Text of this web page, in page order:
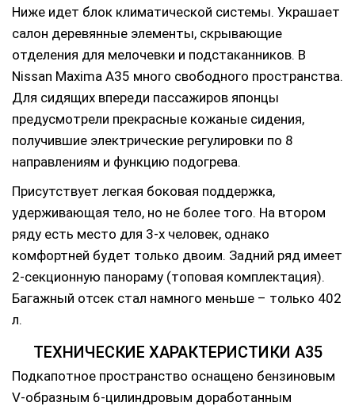
Ниже идет блок климатической системы. Украшает
салон деревянные элементы, скрывающие
отделения для мелочевки и подстаканников. В
Nissan Maxima A35 много свободного пространства.
Для сидящих впереди пассажиров японцы
предусмотрели прекрасные кожаные сидения,
получившие электрические регулировки по 8
направлениям и функцию подогрева.
Присутствует легкая боковая поддержка,
удерживающая тело, но не более того. На втором
ряду есть место для 3-х человек, однако
комфортней будет только двоим. Задний ряд имеет
2-секционную панораму (топовая комплектация).
Багажный отсек стал намного меньше – только 402
л.
ТЕХНИЧЕСКИЕ ХАРАКТЕРИСТИКИ А35
Подкапотное пространство оснащено бензиновым
V-образным 6-цилиндровым доработанным